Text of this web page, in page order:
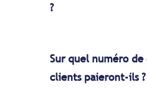
?
Sur quel numéro
clients paieront-ils ?